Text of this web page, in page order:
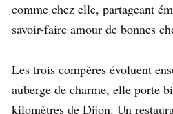
comme chez elle, partageant
savoir-faire amour de bonnes
Les trois compères évoluent
auberge de charme, elle porte
kilomètres de Dijon. Un